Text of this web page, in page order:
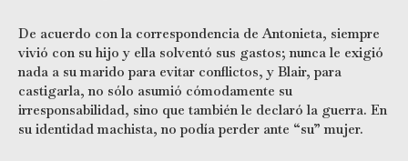
De acuerdo con la correspondencia de Antonieta, siempre
vivió con su hijo y ella solventó sus gastos; nunca le exigió
nada a su marido para evitar conflictos, y Blair, para
castigarla, no sólo asumió cómodamente su
irresponsabilidad, sino que también le declaró la guerra. En
su identidad machista, no podía perder ante “su” mujer.